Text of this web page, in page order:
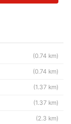
(0.74 km)
(0.74 km)
(1.37 km)
(1.37 km)
(2.3 km)